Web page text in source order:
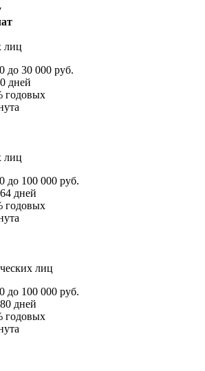
лиц
до 30 000 руб.
дней
годовых
лиц
до 100 000 руб.
дней
годовых
лиц
до 100 000 руб.
дней
годовых